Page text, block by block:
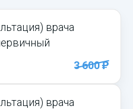
врача
3 600)
врача